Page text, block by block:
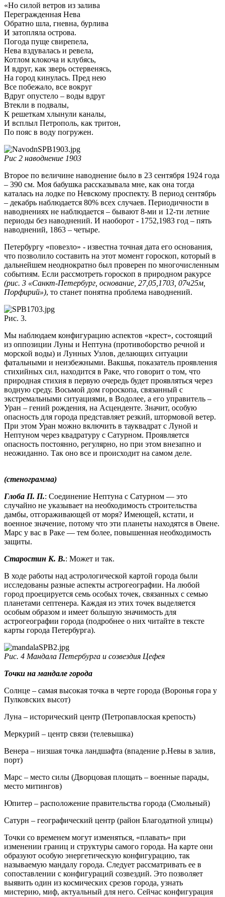
«Но силой ветров из залива
Перегражденная Нева
Обратно шла, гневна, бурлива
И затопляла острова.
Погода пуще свирепела,
Нева вздувалась и ревела,
Котлом клокоча и клубясь,
И вдруг, как зверь остервенясь,
На город кинулась. Пред нею
Все побежало, все вокруг
Вдруг опустело – воды вдруг
Втекли в подвалы,
К решеткам хлынули каналы,
И всплыл Петрополь, как тритон,
По пояс в воду погружен.
Рис 2 наводнение 1903
Второе по величине наводнение было в 23 сентября 1924 года
– 390 см. Моя бабушка рассказывала мне, как она тогда
каталась на лодке по Невскому проспекту. В период сентябрь
– декабрь наблюдается 80% всех случаев. Периодичности в
наводнениях не наблюдается – бывают 8-ми и 12-ти летние
периоды без наводнений. И наоборот - 1752,1983 год – пять
наводнений, 1863 – четыре.
Петербургу «повезло» - известна точная дата его основания,
что позволило составить на этот момент гороскоп, который в
дальнейшем неоднократно был проверен по многочисленным
событиям. Если рассмотреть гороскоп в природном ракурсе
(рис. 3 «Санкт-Петербург, основание, 27,05,1703, 07ч25м,
Порфирий»), то станет понятна проблема наводнений.
Рис. 3.
Мы наблюдаем конфигурацию аспектов «крест», состоящий
из оппозиции Луны и Нептуна (противоборство речной и
морской воды) и Лунных Узлов, делающих ситуации
фатальными и неизбежными. Вакшья, показатель проявления
стихийных сил, находится в Раке, что говорит о том, что
природная стихия в первую очередь будет проявляться через
водную среду. Восьмой дом гороскопа, связанный с
экстремальными ситуациями, в Водолее, а его управитель –
Уран – гений рождения, на Асценденте. Значит, особую
опасность для города представляет резкий, штормовой ветер.
При этом Уран можно включить в тауквадрат с Луной и
Нептуном через квадратуру с Сатурном. Проявляется
опасность постоянно, регулярно, но при этом внезапно и
неожиданно. Так оно все и происходит на самом деле.
(стенограмма)
Глоба П. П.: Соединение Нептуна с Сатурном — это
случайно не указывает на необходимость строительства
дамбы, от­гораживающей от моря? Имеющей, кстати, и
военное значение, потому что эти планеты находятся в Овене.
Марс у вас в Раке — тем более, повышенная необходимость
защиты.
Старостин К. В.: Может и так.
В ходе работы над астрологической картой города были
исследованы разные аспекты астрогеографии. На любой
город проецируется семь особых точек, связанных с семью
планетами септенера. Каждая из этих точек выделяется
особым образом и имеет большую значимость для
астрогеографии города (подробнее о них читайте в тексте
карты города Петербурга).
Рис. 4 Мандала Петербурга и созвездия Цефея
Точки на мандале города
Солнце – самая высокая точка в черте города (Воронья гора у
Пулковских высот)
Луна – исторический центр (Петропавлоская крепость)
Меркурий – центр связи (телевышка)
Венера – низшая точка ландшафта (впадение р.Невы в залив,
порт)
Марс – место силы (Дворцовая площать – военные парады,
место митингов)
Юпитер – расположение правительства города (Смольный)
Сатурн – географический центр (район Благодатной улицы)
Точки со временем могут изменяться, «плавать» при
изменении границ и структуры самого города. На карте они
образуют особую энергетическую конфигурацию, так
называемую мандалу города. Следует рассматривать ее в
сопоставлении с конфигураций созвездий. Это позволяет
выявить один из космических срезов города, узнать
мистерию, миф, актуальный для него. Сейчас конфигурация